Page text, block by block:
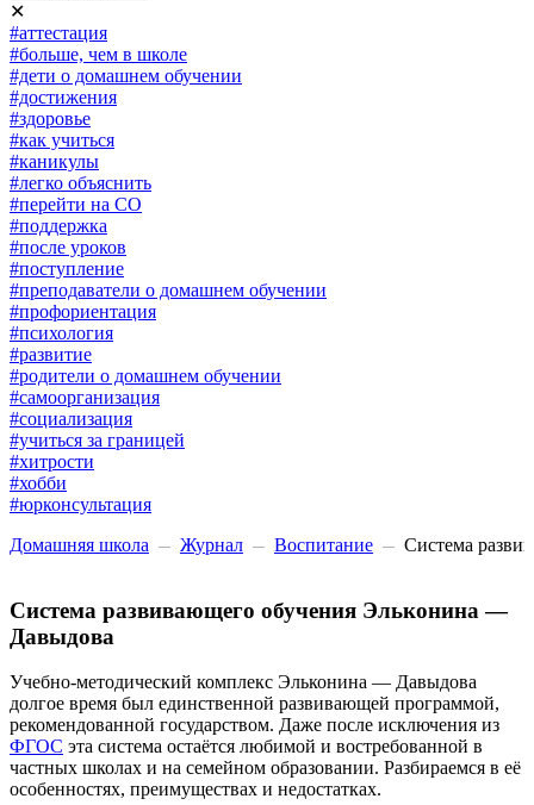
✕
#аттестация
#больше, чем в школе
#дети о домашнем обучении
#достижения
#здоровье
#как учиться
#каникулы
#легко объяснить
#перейти на СО
#поддержка
#после уроков
#поступление
#преподаватели о домашнем обучении
#профориентация
#психология
#развитие
#родители о домашнем обучении
#самоорганизация
#социализация
#учиться за границей
#хитрости
#хобби
#юрконсультация
Домашняя школа
Журнал Воспитание Система
Система развивающего обучения Эльконина —
Давыдова
Учебно-методический комплекс Эльконина — Давыдова
долгое время был единственной развивающей программой,
рекомендованной государством. Даже после исключения из
ФГОС эта система остаётся любимой и востребованной в
частных школах и на семейном образовании. Разбираемся в её
особенностях, преимуществах и недостатках.